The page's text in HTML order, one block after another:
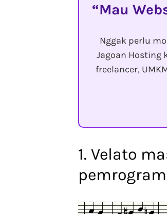
Mau
Nggak perlu
Jagoan Hosting
freelancer,
1. Velato